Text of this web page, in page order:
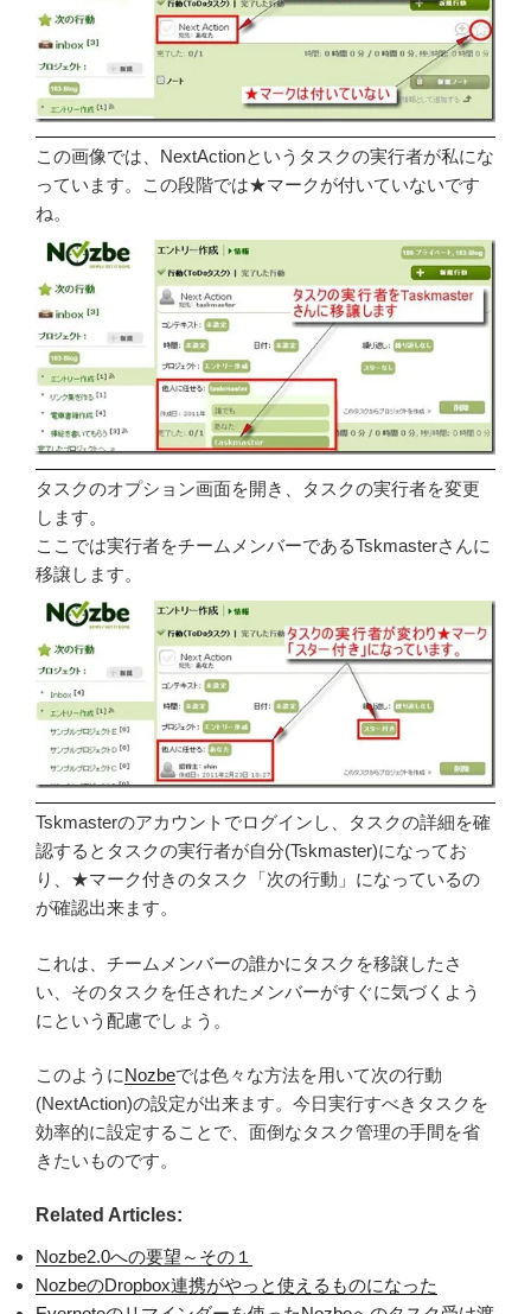
この画像では、NextActionというタスクの実行者が私にな
っています。この段階では★マークが付いていないです
ね。
タスクのオプション画面を開き、タスクの実行者を変更
します。
ここでは実行者をチームメンバーであるTskmasterさんに
移譲します。
Tskmasterのアカウントでログインし、タスクの詳細を確
認するとタスクの実行者が自分(Tskmaster)になってお
り、★マーク付きのタスク「次の行動」になっているの
が確認出来ます。
これは、チームメンバーの誰かにタスクを移譲したさ
い、そのタスクを任されたメンバーがすぐに気づくよう
にという配慮でしょう。
このようにNozbeでは色々な方法を用いて次の行動
(NextAction)の設定が出来ます。今日実行すべきタスクを
効率的に設定することで、面倒なタスク管理の手間を省
きたいものです。
Related Articles:
Nozbe2.0への要望～その１
NozbeのDropbox連携がやっと使えるものになった